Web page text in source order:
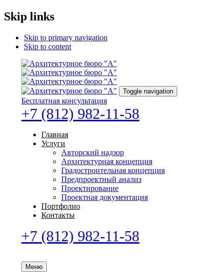
Skip links
Skip to primary navigation
Skip to content
Toggle navigation
Бесплатная консультация
+7 (812) 982-11-58
Главная
Услуги
Авторский надзор
Архитектурная концепция
Градостроительная концепция
Предпроектный анализ
Проектирование
Проектная документация
Портфолио
Контакты
+7 (812) 982-11-58
Меню